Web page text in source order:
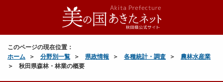
このページの現在位置：
ホーム
分野別一覧 県政情報 各種統計・調査
農林水産業
秋田県森林・林業の概要